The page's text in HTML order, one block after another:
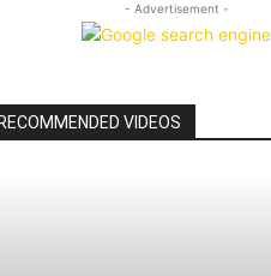
- Advertisement -
RECOMMENDED VIDEOS